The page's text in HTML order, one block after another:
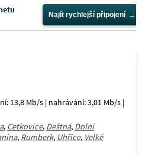
Najít rychlejší připojení
13,8 Mb/s | nahrávání: 3,01 Mb/s |
, Cetkovice, Deštná, Dolní
, Rumberk, Uhřice, Velké